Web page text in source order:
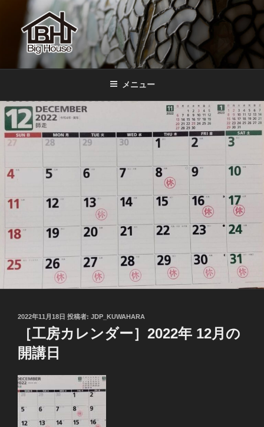
キ
ッ
プ
BIGHOUSE
ステンドグラス工房 大家勝 奈良 生駒 新石切 教室
メニュー
投
2022年11月18日 投稿者: JDP_KUWAHARA
［工房カレンダー］2022年 12月の
開講日